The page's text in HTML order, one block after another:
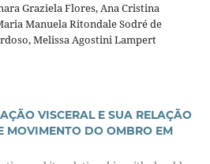
Graziela Flores, Ana Cristina
Manuela Ritondale Sodré de
Melissa Agostini Lampert
VISCERAL E SUA RELAÇÃO
MOVIMENTO DO OMBRO EM